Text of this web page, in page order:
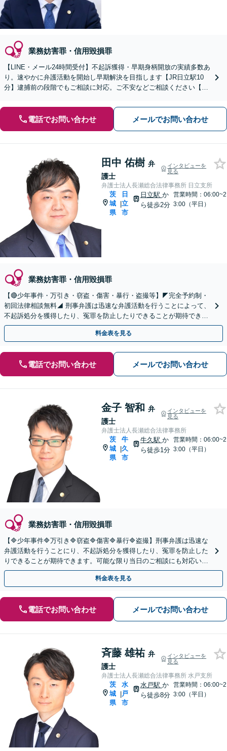
業務妨害罪・信用毀損罪
【LINE・メール24時間受付】不起訴獲得・早期身柄開放の実績多数あ
り。速やかに弁護活動を開始し早期解決を目指します【JR日立駅10
分】逮捕前の段階でもご相談に対応。ご不安などご相談ください【土
電話でお問い合わせ メールでお問い合わせ
田中 佑樹 弁
護士
インタビューを
見る
弁護士法人長瀬総合法律事務所 日立支所
茨
城
県
|
日
立
市
日立駅 か
ら徒歩2分
営業時間：06:00~2
3:00（平日）
業務妨害罪・信用毀損罪
【🔴少年事件・万引き・窃盗・傷害・暴行・盗撮等】◤完全予約制・
初回法律相談無料◢ 刑事弁護は迅速な弁護活動を行うことによって、
不起訴処分を獲得したり、冤罪を防止したりできることが期待できま
す。可能な限り当日のご相談にも対応いたします。
料金表を見る
電話でお問い合わせ メールでお問い合わせ
金子 智和 弁
護士
インタビューを
見る
弁護士法人長瀬総合法律事務所
茨
城
県
|
牛
久
市
牛久駅 か
ら徒歩1分
営業時間：06:00~2
3:00（平日）
業務妨害罪・信用毀損罪
【🔷少年事件🔷万引き🔷窃盗🔷傷害🔷暴行🔷盗撮】刑事弁護は迅速な
弁護活動を行うことにり、不起訴処分を獲得したり、冤罪を防止した
りできることが期待できます。可能な限り当日のご相談にも対応いた
します。◤完全予約制・初回法律相談無料◢
料金表を見る
電話でお問い合わせ メールでお問い合わせ
斉藤 雄祐 弁
護士
インタビューを
見る
弁護士法人長瀬総合法律事務所 水戸支所
茨
城
県
|
水
戸
市
水戸駅 か
ら徒歩8分
営業時間：06:00~2
3:00（平日）